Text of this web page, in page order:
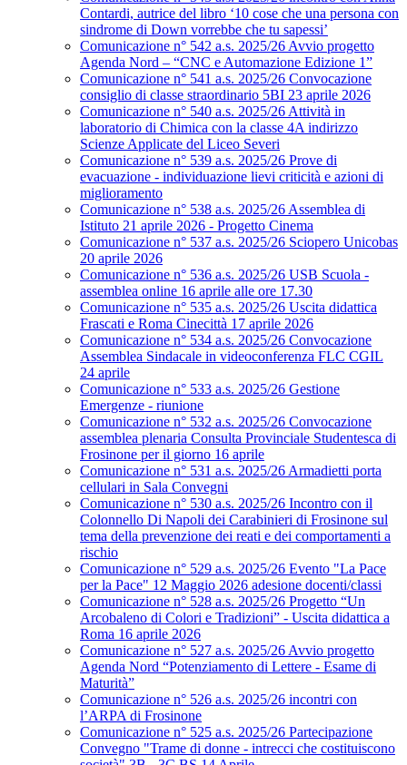
Contardi, autrice del libro ‘10 cose che una persona con
sindrome di Down vorrebbe che tu sapessi’
Comunicazione n° 542 a.s. 2025/26 Avvio progetto
Agenda Nord – “CNC e Automazione Edizione 1”
Comunicazione n° 541 a.s. 2025/26 Convocazione
consiglio di classe straordinario 5BI 23 aprile 2026
Comunicazione n° 540 a.s. 2025/26 Attività in
laboratorio di Chimica con la classe 4A indirizzo
Scienze Applicate del Liceo Severi
Comunicazione n° 539 a.s. 2025/26 Prove di
evacuazione - individuazione lievi criticità e azioni di
miglioramento
Comunicazione n° 538 a.s. 2025/26 Assemblea di
Istituto 21 aprile 2026 - Progetto Cinema
Comunicazione n° 537 a.s. 2025/26 Sciopero Unicobas
20 aprile 2026
Comunicazione n° 536 a.s. 2025/26 USB Scuola -
assemblea online 16 aprile alle ore 17.30
Comunicazione n° 535 a.s. 2025/26 Uscita didattica
Frascati e Roma Cinecittà 17 aprile 2026
Comunicazione n° 534 a.s. 2025/26 Convocazione
Assemblea Sindacale in videoconferenza FLC CGIL
24 aprile
Comunicazione n° 533 a.s. 2025/26 Gestione
Emergenze - riunione
Comunicazione n° 532 a.s. 2025/26 Convocazione
assemblea plenaria Consulta Provinciale Studentesca di
Frosinone per il giorno 16 aprile
Comunicazione n° 531 a.s. 2025/26 Armadietti porta
cellulari in Sala Convegni
Comunicazione n° 530 a.s. 2025/26 Incontro con il
Colonnello Di Napoli dei Carabinieri di Frosinone sul
tema della prevenzione dei reati e dei comportamenti a
rischio
Comunicazione n° 529 a.s. 2025/26 Evento "La Pace
per la Pace" 12 Maggio 2026 adesione docenti/classi
Comunicazione n° 528 a.s. 2025/26 Progetto “Un
Arcobaleno di Colori e Tradizioni” - Uscita didattica a
Roma 16 aprile 2026
Comunicazione n° 527 a.s. 2025/26 Avvio progetto
Agenda Nord “Potenziamento di Lettere - Esame di
Maturità”
Comunicazione n° 526 a.s. 2025/26 incontri con
l’ARPA di Frosinone
Comunicazione n° 525 a.s. 2025/26 Partecipazione
Convegno "Trame di donne - intrecci che costituiscono